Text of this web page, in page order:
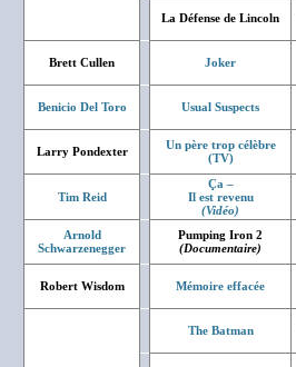
La Défense de Lincoln
Brett Cullen Joker
Benicio Del Toro Usual Suspects
Larry Pondexter
Un père trop célèbre
(TV)
Tim Reid
Ça –
Il est revenu
(Vidéo)
Arnold
Schwarzenegger
Pumping Iron 2
(Documentaire)
Robert Wisdom Mémoire effacée
The Batman